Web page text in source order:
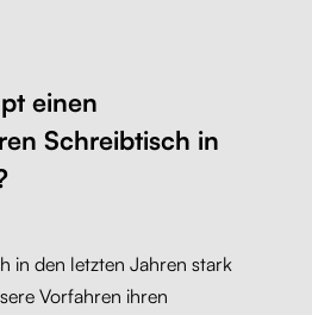
einen
Schreibtisch in
in den letzten Jahren stark
Vorfahren ihren